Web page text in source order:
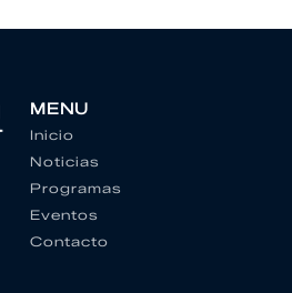
MENU
Inicio
Noticias
Programas
Eventos
Contacto